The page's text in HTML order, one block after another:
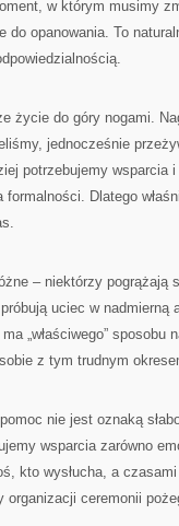
w którym musimy
do opanowania. To
życie do góry nogami.
jednocześnie
potrzebujemy wsparcia
formalności. Dlatego
– niektórzy pogrążają
uciec w
„właściwego” sposobu
z tym trudnym
nie jest oznaką
wsparcia zarówno
kto wysłucha, a
organizacji ceremonii